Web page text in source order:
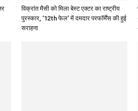
विक्रांत मैसी को मिला बेस्ट एक्टर का राष्ट्रीय
पुरस्कार, ‘12th फेल’ में दमदार परफॉर्मेंस की हुई
सराहना